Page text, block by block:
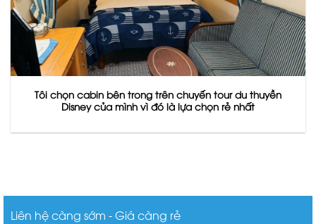
Tôi chọn cabin bên trong trên chuyến tour du thuyền
Disney của mình vì đó là lựa chọn rẻ nhất
Liên hệ càng sớm - Giá càng rẻ